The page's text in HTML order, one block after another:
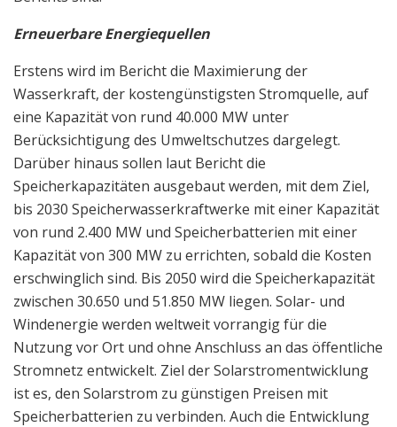
Erneuerbare Energiequellen
Erstens wird im Bericht die Maximierung der
Wasserkraft, der kostengünstigsten Stromquelle, auf
eine Kapazität von rund 40.000 MW unter
Berücksichtigung des Umweltschutzes dargelegt.
Darüber hinaus sollen laut Bericht die
Speicherkapazitäten ausgebaut werden, mit dem Ziel,
bis 2030 Speicherwasserkraftwerke mit einer Kapazität
von rund 2.400 MW und Speicherbatterien mit einer
Kapazität von 300 MW zu errichten, sobald die Kosten
erschwinglich sind. Bis 2050 wird die Speicherkapazität
zwischen 30.650 und 51.850 MW liegen. Solar- und
Windenergie werden weltweit vorrangig für die
Nutzung vor Ort und ohne Anschluss an das öffentliche
Stromnetz entwickelt. Ziel der Solarstromentwicklung
ist es, den Solarstrom zu günstigen Preisen mit
Speicherbatterien zu verbinden. Auch die Entwicklung